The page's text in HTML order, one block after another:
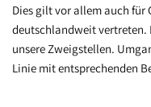
Dies gilt vor allem auch für
deutschlandweit vertreten.
unsere Zweigstellen.
Linie mit entsprechenden